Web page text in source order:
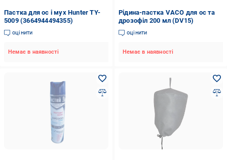
Пастка для ос і мух Hunter TY-
5009 (3664944494355)
оцінити
Немає в наявності
Рідина-пастка VACO для ос та
дрозофіл 200 мл (DV15)
оцінити
Немає в наявності